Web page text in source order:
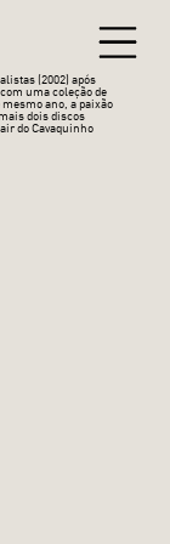
(2002) após
uma coleção de
mesmo ano, a paixão
dois discos
do Cavaquinho